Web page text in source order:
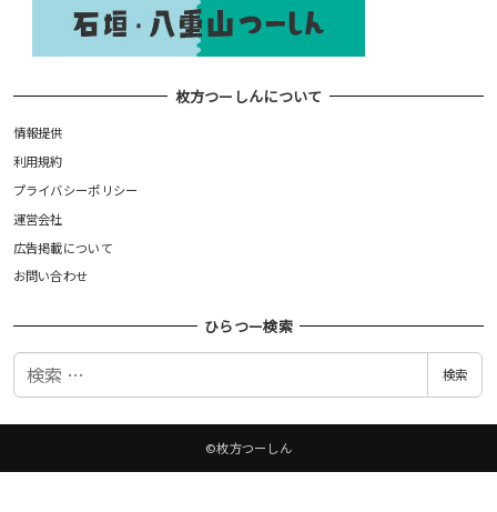
枚方つーしんについて
情報提供
利用規約
プライバシーポリシー
運営会社
広告掲載について
お問い合わせ
ひらつー検索
検
検索
©枚方つーしん